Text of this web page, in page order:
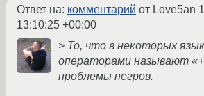
Ответ на: комментарий от Love5an
13:10:25 +00:00
> То, что в некоторых
операторами называют
проблемы негров.